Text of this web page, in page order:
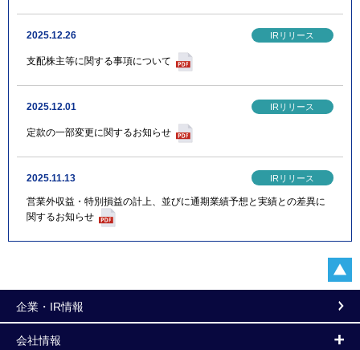
2025.12.26
支配株主等に関する事項について
2025.12.01
定款の一部変更に関するお知らせ
2025.11.13
営業外収益・特別損益の計上、並びに通期業績予想と実績との差異に
関するお知らせ
企業・IR情報
会社情報